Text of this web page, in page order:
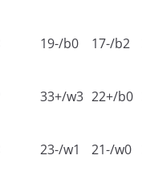
19-/b0 17-/b2
33+/w3 22+/b0
23-/w1 21-/w0